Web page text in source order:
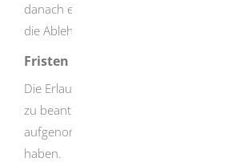
danach entscheidet sie über die
die Ablehnung des Antrags per
Fristen
Die Erlaubnis ist in jedem Fall vor
zu beantragen. Die Einfuhrtätigkeit
aufgenommen werden, wenn Sie die
haben.